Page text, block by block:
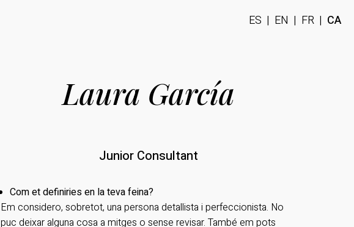
ES | EN | FR| CA
Laura García
Junior Consultant
Com et definiries en la teva feina?
Em considero, sobretot, una persona detallista i perfeccionista. No
puc deixar alguna cosa a mitges o sense revisar. També em pots